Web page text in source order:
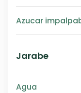
Azucar
Jarabe
Agua